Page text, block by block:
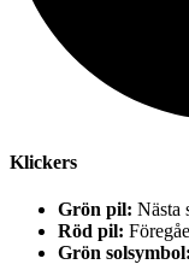
Klickers
Grön pil: Nästa
Röd pil:
Grön solsymbol: